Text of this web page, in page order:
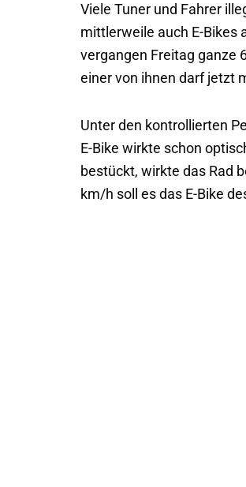
Viele Tuner und Fahrer
mittlerweile auch E-Bikes
vergangen Freitag ganze
einer von ihnen darf jetzt
Unter den kontrollierten
E-Bike wirkte schon
bestückt, wirkte das Rad
km/h soll es das E-Bike